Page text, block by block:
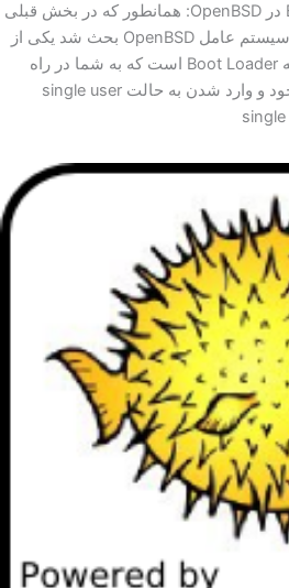
آشنا بیشتر با Boot Loader در OpenBSD: همانطور که در بخش قبلی
در مورد مراحل راه اندازی سیستم عامل OpenBSD بحث شد یکی از
بخش های راه اندازی برنامه Boot Loader است که به شما در راه
اندازی kernel های خاص خود و وارد شدن به حالت single user